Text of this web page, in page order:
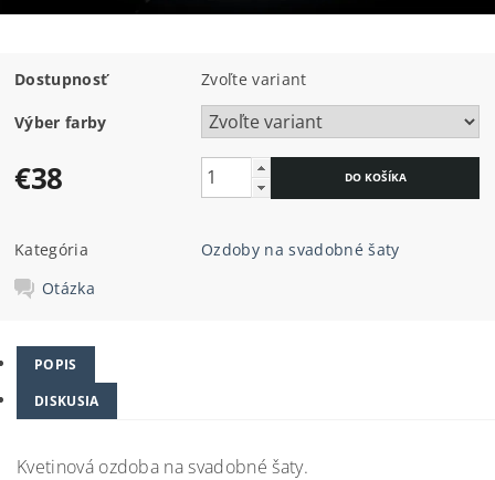
Dostupnosť Zvoľte variant
Výber farby
€38
Kategória
Ozdoby na svadobné šaty
Otázka
POPIS
DISKUSIA
Kvetinová ozdoba na svadobné šaty.